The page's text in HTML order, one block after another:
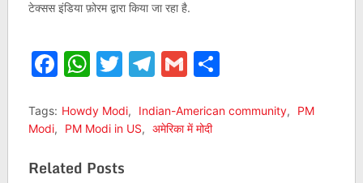
टेक्सस इंडिया फ़ोरम द्वारा किया जा रहा है.
Facebook
WhatsApp
Twitter
Telegram
GmailShare
Tags: Howdy Modi, Indian-American community,
PM
Modi, PM Modi in US, अमेरिका में मोदी
Related Posts